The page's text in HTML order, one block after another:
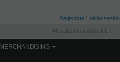
Regístrate / Iniciar sesión
Mi saldo monedero: 0 €
MERCHANDISING